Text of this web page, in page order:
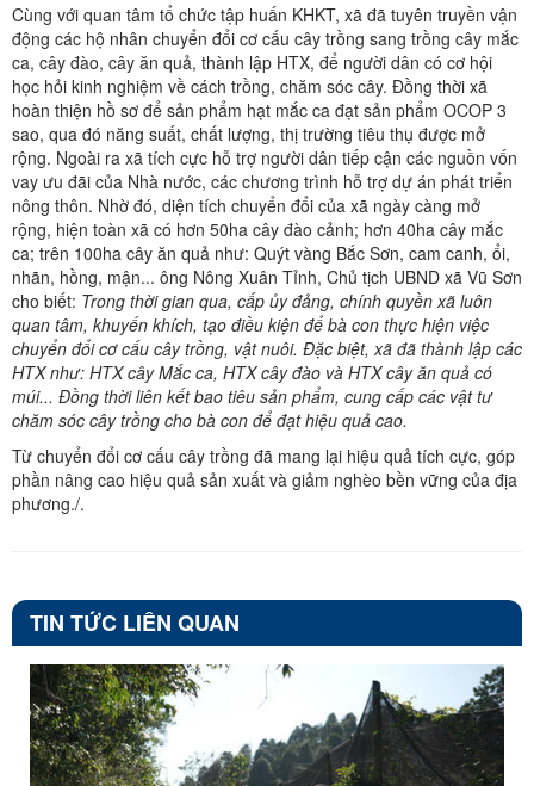
Cùng với quan tâm tổ chức tập huấn KHKT, xã đã tuyên truyền vận
động các hộ nhân chuyển đổi cơ cấu cây trồng sang trồng cây mắc
ca, cây đào, cây ăn quả, thành lập HTX, để người dân có cơ hội
học hỏi kinh nghiệm về cách trồng, chăm sóc cây. Đồng thời xã
hoàn thiện hồ sơ để sản phẩm hạt mắc ca đạt sản phẩm OCOP 3
sao, qua đó năng suất, chất lượng, thị trường tiêu thụ được mở
rộng. Ngoài ra xã tích cực hỗ trợ người dân tiếp cận các nguồn vốn
vay ưu đãi của Nhà nước, các chương trình hỗ trợ dự án phát triển
nông thôn. Nhờ đó, diện tích chuyển đổi của xã ngày càng mở
rộng, hiện toàn xã có hơn 50ha cây đào cảnh; hơn 40ha cây mắc
ca; trên 100ha cây ăn quả như: Quýt vàng Bắc Sơn, cam canh, ổi,
nhãn, hồng, mận... ông Nông Xuân Tỉnh, Chủ tịch UBND xã Vũ Sơn
cho biết: Trong thời gian qua, cấp ủy đảng, chính quyền xã luôn
quan tâm, khuyến khích, tạo điều kiện để bà con thực hiện việc
chuyển đổi cơ cấu cây trồng, vật nuôi. Đặc biệt, xã đã thành lập các
HTX như: HTX cây Mắc ca, HTX cây đào và HTX cây ăn quả có
múi... Đồng thời liên kết bao tiêu sản phẩm, cung cấp các vật tư
chăm sóc cây trồng cho bà con để đạt hiệu quả cao.
Từ chuyển đổi cơ cấu cây trồng đã mang lại hiệu quả tích cực, góp
phần nâng cao hiệu quả sản xuất và giảm nghèo bền vững của địa
phương./.
TIN TỨC LIÊN QUAN